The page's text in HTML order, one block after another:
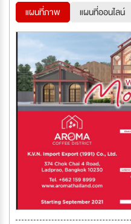
แผนที่ภาพ แผนที่ออนไลน์